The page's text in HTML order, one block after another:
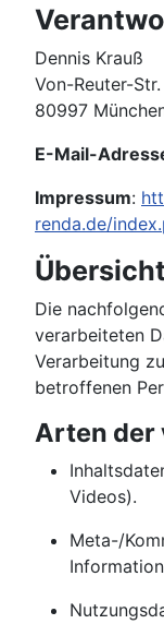
Dennis Krauß
Von-Reuter-
80997
E-Mail-
Impressum:
renda.de/
Die
verarbeiteten
Verarbeitung
betroffenen
Arten der
Videos).
Meta-/